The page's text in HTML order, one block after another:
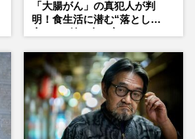
「大腸がん」の真犯人が判
明！食生活に潜む“落とし